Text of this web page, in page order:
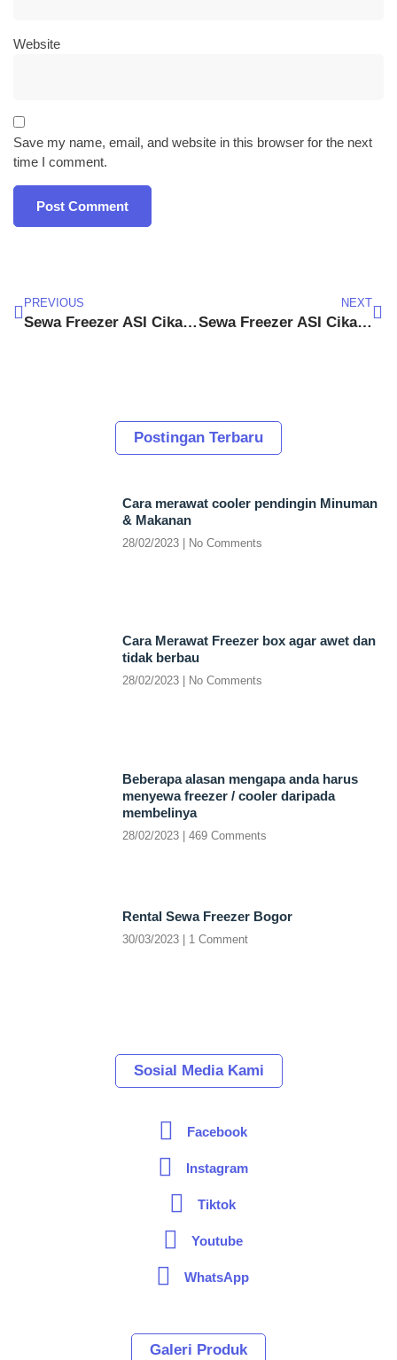
Website
Save my name, email, and website in this browser for the next
time I comment.
PREVIOUS
Sewa Freezer ASI Cikarang Selatan
NEXT
Sewa Freezer ASI Cikarang Pusat
Postingan Terbaru
Cara merawat cooler pendingin Minuman
& Makanan
28/02/2023 No Comments
Cara Merawat Freezer box agar awet dan
tidak berbau
28/02/2023 No Comments
Beberapa alasan mengapa anda harus
menyewa freezer / cooler daripada
membelinya
28/02/2023 469 Comments
Rental Sewa Freezer Bogor
30/03/2023 1 Comment
Sosial Media Kami
Facebook
Instagram
Tiktok
Youtube
WhatsApp
Galeri Produk